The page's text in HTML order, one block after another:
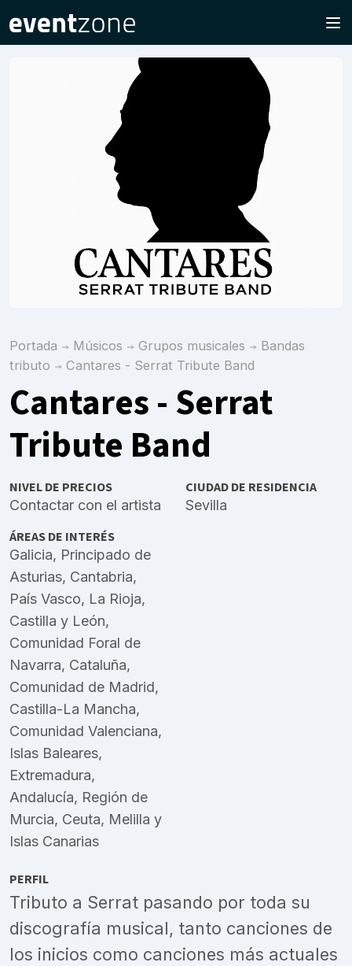
Portada Músicos Grupos musicales
Bandas
tributo
Cantares - Serrat Tribute Band
Cantares - Serrat
Tribute Band
NIVEL DE PRECIOS
Contactar con el artista
CIUDAD DE RESIDENCIA
Sevilla
ÁREAS DE INTERÉS
Galicia, Principado de
Asturias, Cantabria,
País Vasco, La Rioja,
Castilla y León,
Comunidad Foral de
Navarra, Cataluña,
Comunidad de Madrid,
Castilla-La Mancha,
Comunidad Valenciana,
Islas Baleares,
Extremadura,
Andalucía, Región de
Murcia, Ceuta, Melilla y
Islas Canarias
PERFIL
Tributo a Serrat pasando por toda su
discografía musical, tanto canciones de
los inicios como canciones más actuales